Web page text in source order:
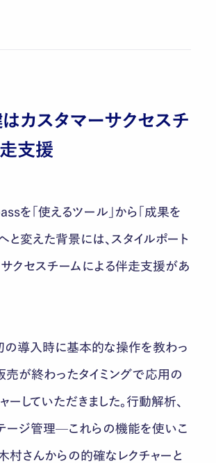
カスタマーサクセスチ
支援
を「使えるツール」から「成果を
と変えた背景には、スタイルポート
クセスチームによる伴走支援があ
の導入時に基本的な操作を教わっ
売が終わったタイミングで応用の
ーしていただきました。行動解析、
ージ管理—これらの機能を使いこ
村さんからの的確なレクチャーと